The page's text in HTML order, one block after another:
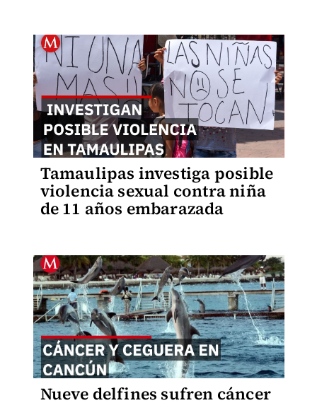
Tamaulipas investiga posible
violencia sexual contra niña
de 11 años embarazada
Nueve delfines sufren cáncer